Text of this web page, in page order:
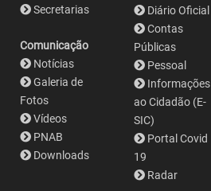
Secretarias
Comunicação
Notícias
Galeria de
Fotos
Vídeos
PNAB
Downloads
Diário Oficial
Contas
Públicas
Pessoal
Informações
ao Cidadão (E-
SIC)
Portal Covid
19
Radar